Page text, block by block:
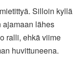
Silloin kyllä
ajamaan lähes
ralli, ehkä viime
huvittuneena.